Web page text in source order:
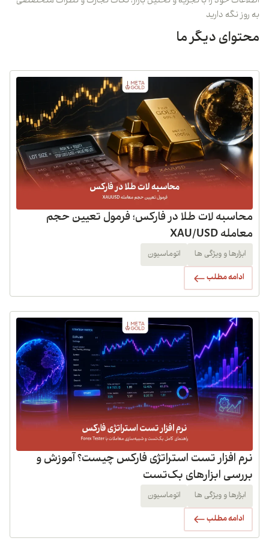
به روز نگه دارید
محتوای دیگر ما
محاسبه لات طلا در فارکس؛ فرمول تعیین حجم
معامله XAU/USD
ابزارها و ویژگی ها اتوماسیون
ادامه مطلب
نرم افزار تست استراتژی فارکس چیست؟ آموزش و
بررسی ابزارهای بک‌تست
ابزارها و ویژگی ها اتوماسیون
ادامه مطلب